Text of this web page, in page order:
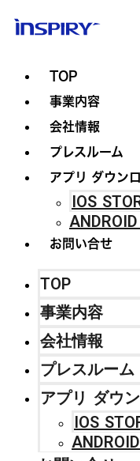
TOP
事業内容
会社情報
プレスルーム
アプリ ダウン
IOS
お問い合せ
TOP
事業内容
会社情報
プレスルーム
アプリ ダウ
IOS